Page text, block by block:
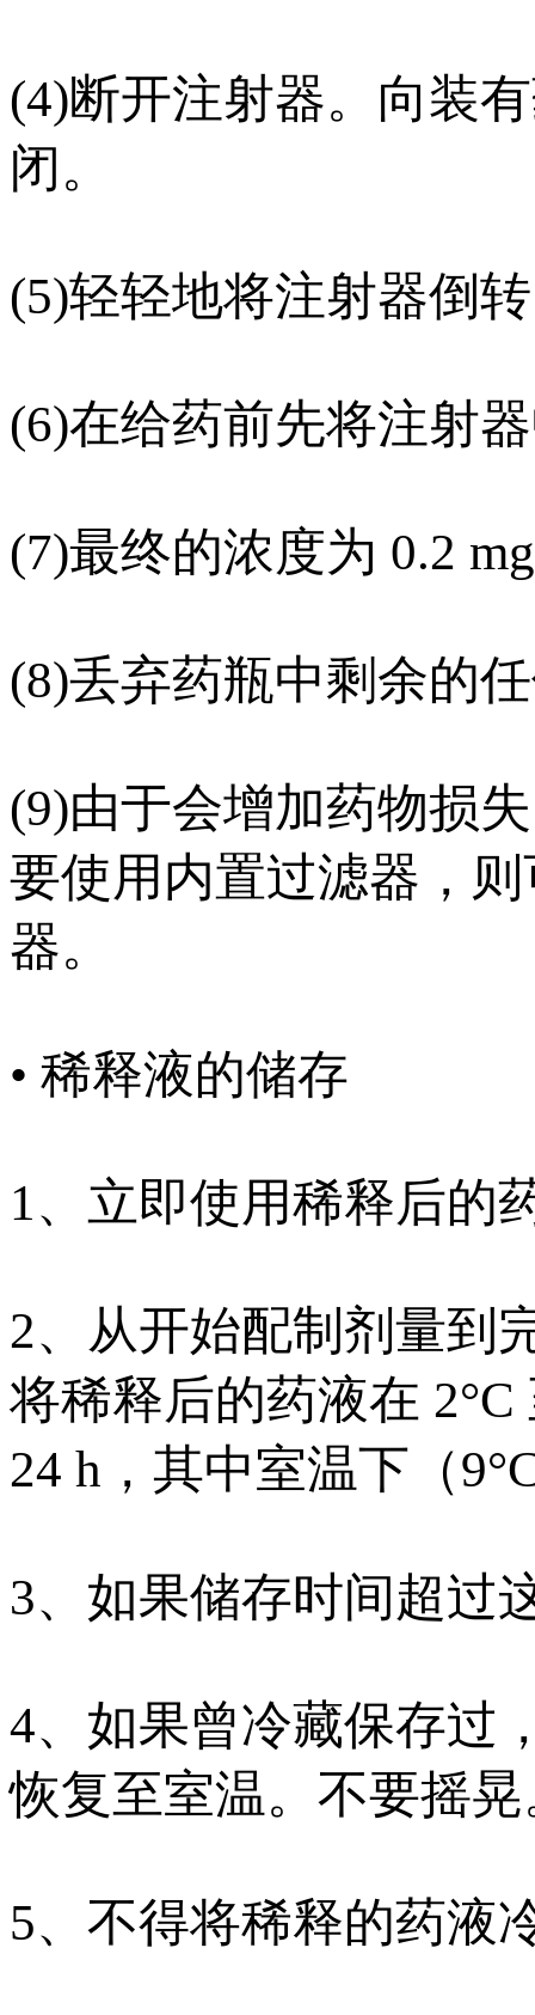
(4)断开注射器。向装
闭。
(5)轻轻地将注射器倒
(6)在给药前先将注射
(7)最终的浓度为 0.2
(8)丢弃药瓶中剩余的
(9)由于会增加药物损
要使用内置过滤器，
器。
• 稀释液的储存
1、立即使用稀释后的
2、从开始配制剂量到
将稀释后的药液在
24 h，其中室温下（
3、如果储存时间超过
4、如果曾冷藏保存过
恢复至室温。不要摇晃
5、不得将稀释的药液